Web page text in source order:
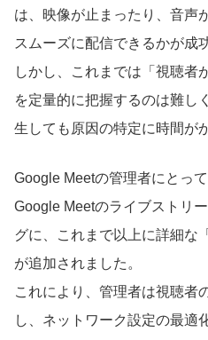
は、映像が止まったり、音声
スムーズに配信できるかが成
しかし、これまでは「視聴者
を定量的に把握するのは難し
生しても原因の特定に時間が
Google Meetの管理者にとって
Google Meetのライブストリ
グに、これまで以上に詳細な
が追加されました。
これにより、管理者は視聴者
し、ネットワーク設定の最適